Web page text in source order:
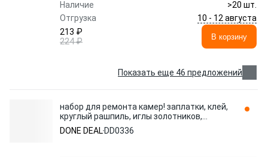
Наличие
>20 шт.
Отгрузка
10 - 12 августа
213 ₽
224 ₽
В корзину
Показать еще 46 предложений
набор для ремонта камер! заплатки, клей,
круглый рашпиль, иглы золотников,
ниппели\ DD0336 DONE DEAL
DONE DEAL DD0336